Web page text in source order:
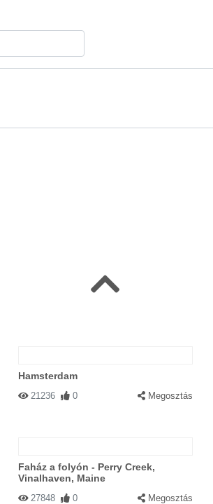
Hamsterdam
21236 0 Megosztás
Faház a folyón - Perry Creek,
Vinalhaven, Maine
27848 0 Megosztás